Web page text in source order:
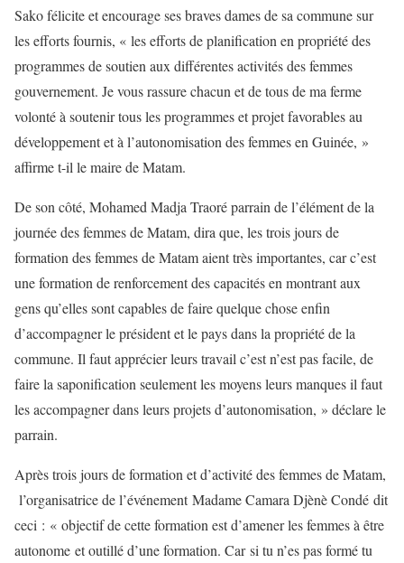
Sako félicite et encourage ses braves dames de sa commune sur
les efforts fournis, « les efforts de planification en propriété des
programmes de soutien aux différentes activités des femmes
gouvernement. Je vous rassure chacun et de tous de ma ferme
volonté à soutenir tous les programmes et projet favorables au
développement et à l’autonomisation des femmes en Guinée, »
affirme t-il le maire de Matam.
De son côté, Mohamed Madja Traoré parrain de l’élément de la
journée des femmes de Matam, dira que, les trois jours de
formation des femmes de Matam aient très importantes, car c’est
une formation de renforcement des capacités en montrant aux
gens qu’elles sont capables de faire quelque chose enfin
d’accompagner le président et le pays dans la propriété de la
commune. Il faut apprécier leurs travail c’est n’est pas facile, de
faire la saponification seulement les moyens leurs manques il faut
les accompagner dans leurs projets d’autonomisation, » déclare le
parrain.
Après trois jours de formation et d’activité des femmes de Matam,
l’organisatrice de l’événement Madame Camara Djènè Condé dit
ceci : « objectif de cette formation est d’amener les femmes à être
autonome et outillé d’une formation. Car si tu n’es pas formé tu